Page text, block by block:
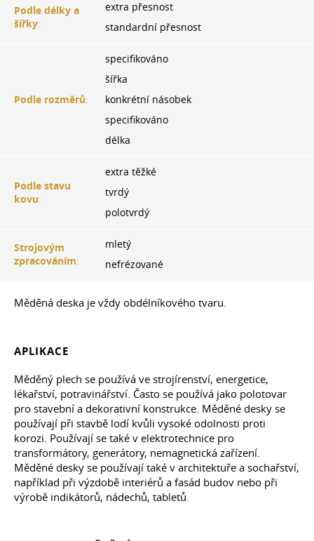
Podle délky a
šířky:
extra přesnost
standardní přesnost
Podle rozměrů:
specifikováno
šířka
konkrétní násobek
specifikováno
délka
Podle stavu
kovu:
extra těžké
tvrdý
polotvrdý
Strojovým
zpracováním:
mletý
nefrézované
Měděná deska je vždy obdélníkového tvaru.
APLIKACE
Měděný plech se používá ve strojírenství, energetice,
lékařství, potravinářství. Často se používá jako polotovar
pro stavební a dekorativní konstrukce. Měděné desky se
používají při stavbě lodí kvůli vysoké odolnosti proti
korozi. Používají se také v elektrotechnice pro
transformátory, generátory, nemagnetická zařízení.
Měděné desky se používají také v architektuře a sochařství,
například při výzdobě interiérů a fasád budov nebo při
výrobě indikátorů, nádechů, tabletů.